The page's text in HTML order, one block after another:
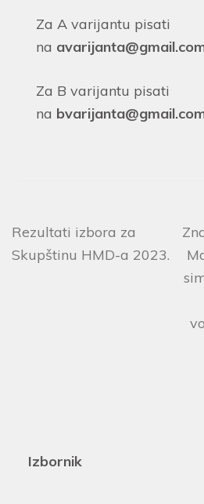
Za A varijantu pisati
na
Za B varijantu pisati
na
Rezultati izbora za
Skupštinu HMD-a 2023.
Izbornik